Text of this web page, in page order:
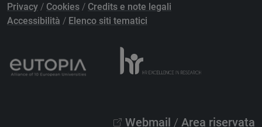
Privacy / Cookies / Credits e note legali
Accessibilità / Elenco siti tematici
Webmail / Area riservata